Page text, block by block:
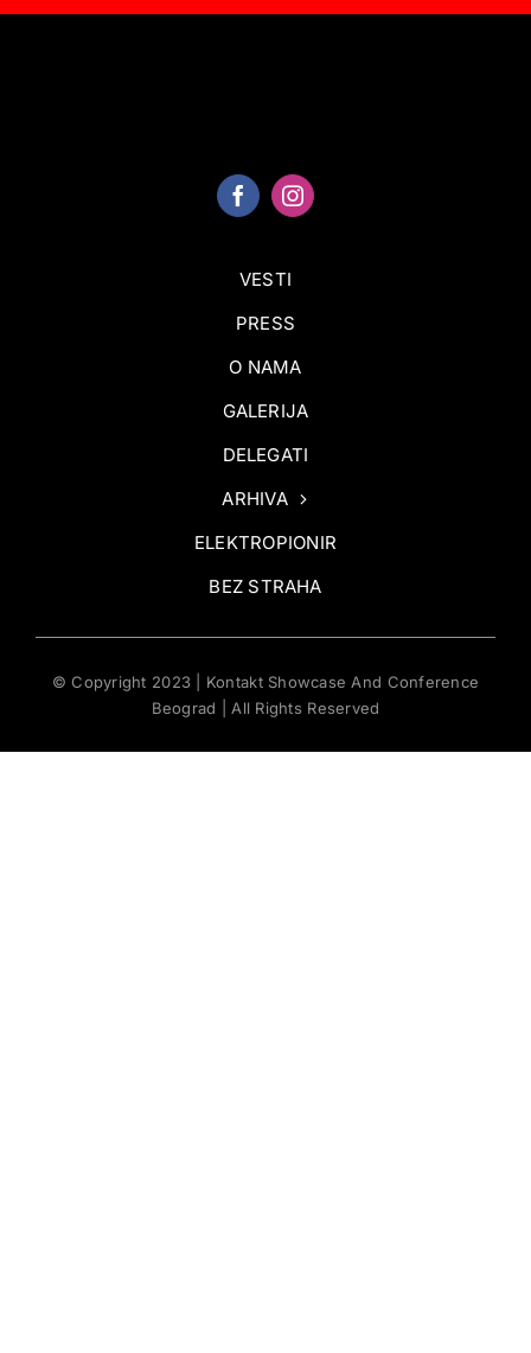
VESTI
PRESS
O NAMA
GALERIJA
DELEGATI
ARHIVA
ELEKTROPIONIR
BEZ STRAHA
© Copyright 2023 | Kontakt Showcase And Conference
Beograd | All Rights Reserved